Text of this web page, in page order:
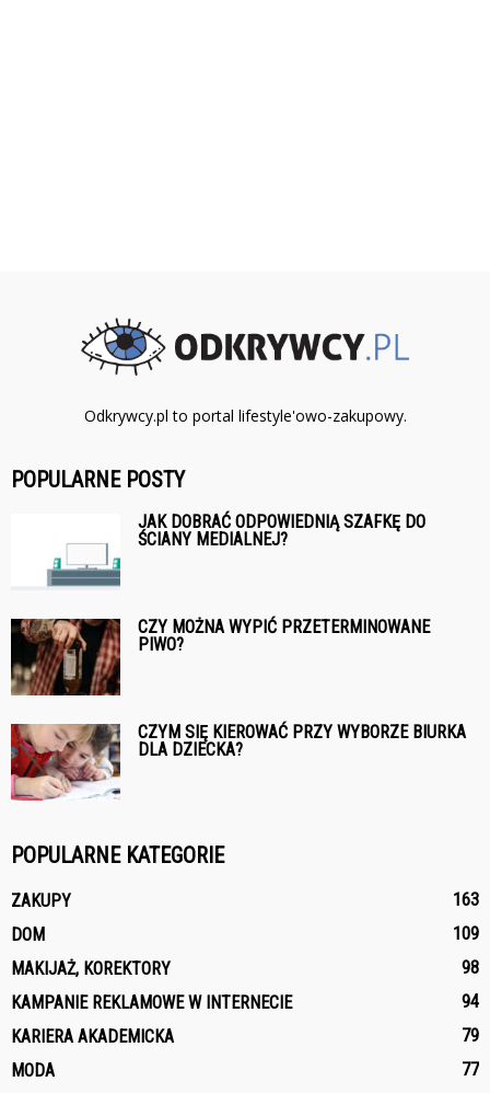
Odkrywcy.pl to portal lifestyle'owo-zakupowy.
POPULARNE POSTY
JAK DOBRAĆ ODPOWIEDNIĄ SZAFKĘ DO
ŚCIANY MEDIALNEJ?
CZY MOŻNA WYPIĆ PRZETERMINOWANE
PIWO?
CZYM SIĘ KIEROWAĆ PRZY WYBORZE BIURKA
DLA DZIECKA?
POPULARNE KATEGORIE
ZAKUPY
163
DOM
109
MAKIJAŻ, KOREKTORY
98
KAMPANIE REKLAMOWE W INTERNECIE
94
KARIERA AKADEMICKA
79
MODA
77